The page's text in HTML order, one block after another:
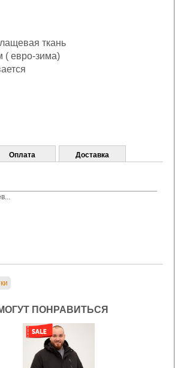
ткань
( евро-зима)
Оплата Доставка
ПОНРАВИТЬСЯ